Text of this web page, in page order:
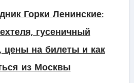
Горки Ленинские:
гусеничный
цены на билеты и как
из Москвы